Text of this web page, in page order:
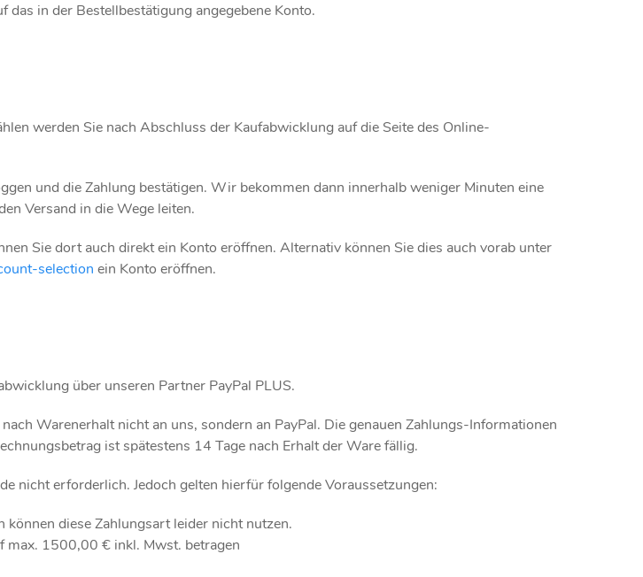
in der Bestellbestätigung angegebene Konto.
werden Sie nach Abschluss der Kaufabwicklung auf die Seite des Online-
und die Zahlung bestätigen. Wir bekommen dann innerhalb weniger Minuten eine
Versand in die Wege leiten.
Sie dort auch direkt ein Konto eröffnen. Alternativ können Sie dies auch vorab unter
selection ein Konto eröffnen.
über unseren Partner PayPal PLUS.
Warenerhalt nicht an uns, sondern an PayPal. Die genauen Zahlungs-Informationen
ist spätestens 14 Tage nach Erhalt der Ware fällig.
nicht erforderlich. Jedoch gelten hierfür folgende Voraussetzungen:
können diese Zahlungsart leider nicht nutzen.
max. 1500,00 € inkl. Mwst. betragen